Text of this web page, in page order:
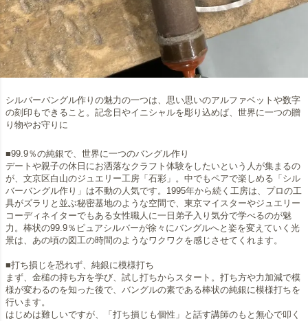
シルバーバングル作りの魅力の一つは、思い思いのアルファベットや数字
の刻印もできること。記念日やイニシャルを彫り込めば、世界に一つの贈
り物やお守りに
■99.9％の純銀で、世界に一つのバングル作り
デートや親子の休日にお洒落なクラフト体験をしたいという人が集まるの
が、文京区白山のジュエリー工房「石彩」。中でもペアで楽しめる「シル
バーバングル作り」は不動の人気です。1995年から続く工房は、プロの工
具がズラリと並ぶ秘密基地のような空間で、東京マイスターやジュエリー
コーディネイターでもある女性職人に一日弟子入り気分で学べるのが魅
力。棒状の99.9％ピュアシルバーが徐々にバングルへと姿を変えていく光
景は、あの頃の図工の時間のようなワクワクを感じさせてくれます。
■打ち損じを恐れず、純銀に模様打ち
まず、金槌の持ち方を学び、試し打ちからスタート。打ち方や力加減で模
様が変わるのを知った後で、バングルの素である棒状の純銀に模様打ちを
行います。
はじめは難しいですが、「打ち損じも個性」と話す講師のもと無心で叩く